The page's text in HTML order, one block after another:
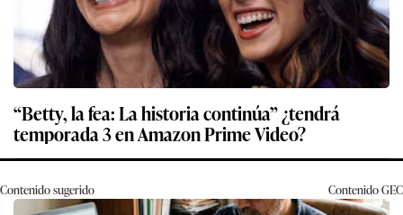
“Betty, la fea: La historia continúa” ¿tendrá
temporada 3 en Amazon Prime Video?
Contenido sugerido ContenidoGEC